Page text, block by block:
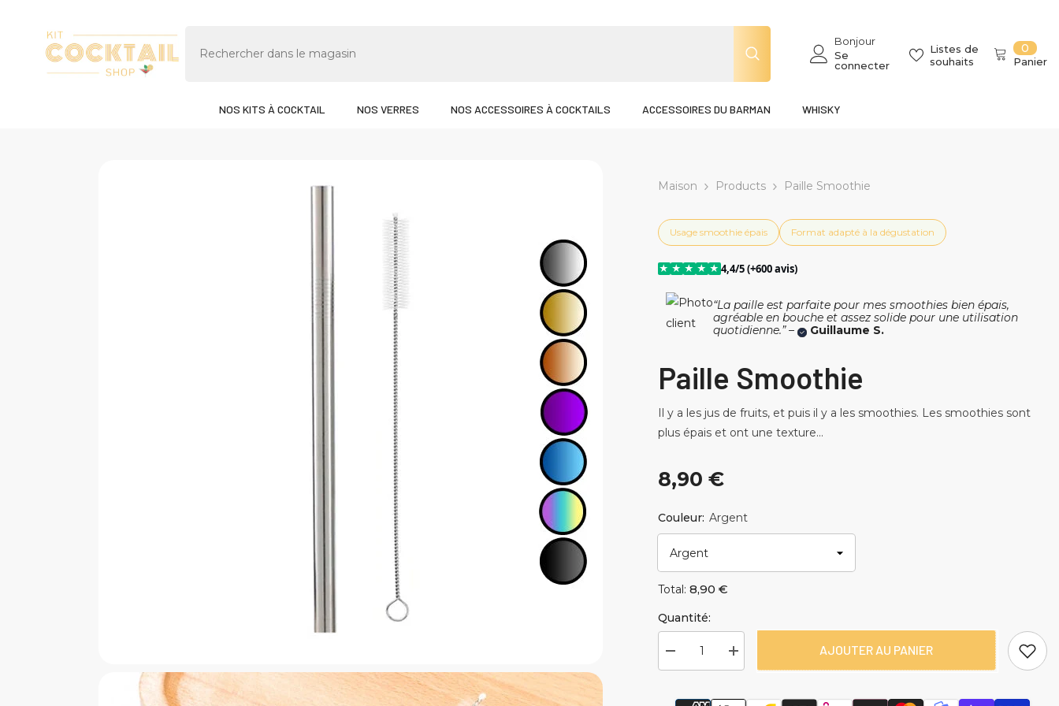
0 0
Panier
Listes de
souhaits
Bonjour
Se
connecter
NOS KITS À COCKTAIL NOS VERRES NOS ACCESSOIRES À COCKTAILS ACCESSOIRES DU BARMAN WHISKY
Maison Products Paille Smoothie
Usage smoothie épais Format adapté à la dégustation
★ ★ ★ ★ ★ 4,4/5 (+600 avis)
“La paille est parfaite pour mes smoothies bien épais,
agréable en bouche et assez solide pour une utilisation
quotidienne.” –
Guillaume S.
Paille Smoothie
Il y a les jus de fruits, et puis il y a les smoothies. Les smoothies sont
plus épais et ont une texture...
8,90 €
Couleur: Argent
Total: 8,90 €
Quantité:
Diminuer
la
Paille
Augmenter
la
Paille
AJOUTER AU PANIER